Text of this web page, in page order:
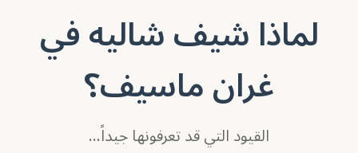
لماذا شيف شاليه في
غران ماسيف؟
القيود التي قد تعرفونها جيداً...